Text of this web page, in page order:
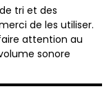
tri et des
de les utiliser.
attention au
sonore